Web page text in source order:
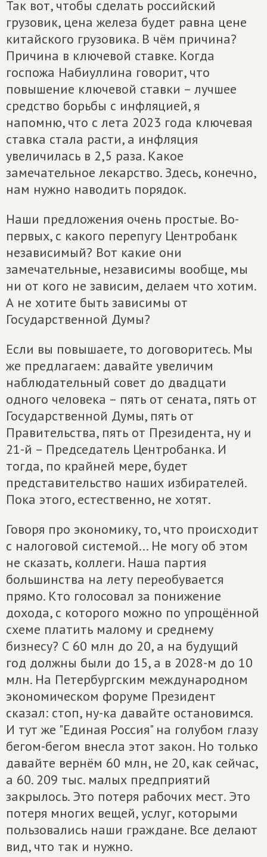
Так вот, чтобы сделать российский
грузовик, цена железа будет равна цене
китайского грузовика. В чём причина?
Причина в ключевой ставке. Когда
госпожа Набиуллина говорит, что
повышение ключевой ставки – лучшее
средство борьбы с инфляцией, я
напомню, что с лета 2023 года ключевая
ставка стала расти, а инфляция
увеличилась в 2,5 раза. Какое
замечательное лекарство. Здесь, конечно,
нам нужно наводить порядок.
Наши предложения очень простые. Во-
первых, с какого перепугу Центробанк
независимый? Вот какие они
замечательные, независимы вообще, мы
ни от кого не зависим, делаем что хотим.
А не хотите быть зависимы от
Государственной Думы?
Если вы повышаете, то договоритесь. Мы
же предлагаем: давайте увеличим
наблюдательный совет до двадцати
одного человека – пять от сената, пять от
Государственной Думы, пять от
Правительства, пять от Президента, ну и
21-й – Председатель Центробанка. И
тогда, по крайней мере, будет
представительство наших избирателей.
Пока этого, естественно, не хотят.
Говоря про экономику, то, что происходит
с налоговой системой... Не могу об этом
не сказать, коллеги. Наша партия
большинства на лету переобувается
прямо. Кто голосовал за понижение
дохода, с которого можно по упрощённой
схеме платить малому и среднему
бизнесу? С 60 млн до 20, а на будущий
год должны были до 15, а в 2028-м до 10
млн. На Петербургским международном
экономическом форуме Президент
сказал: стоп, ну-ка давайте остановимся.
И тут же "Единая Россия" на голубом глазу
бегом-бегом внесла этот закон. Но только
давайте вернём 60 млн, не 20, как сейчас,
а 60. 209 тыс. малых предприятий
закрылось. Это потеря рабочих мест. Это
потеря многих вещей, услуг, которыми
пользовались наши граждане. Все делают
вид, что так и нужно.